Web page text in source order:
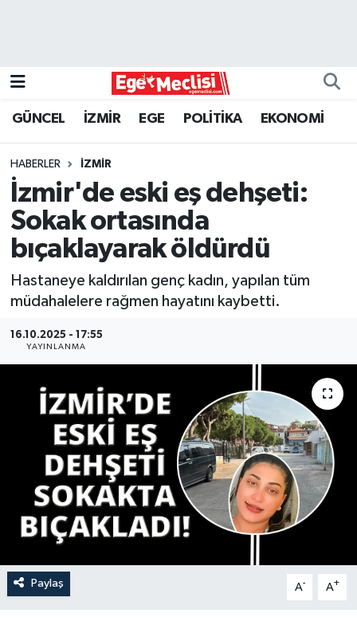
GÜNCEL İZMİR EGE POLİTİKA EKONOMİ
HABERLER İZMİR
İzmir'de eski eş dehşeti:
Sokak ortasında
bıçaklayarak öldürdü
Hastaneye kaldırılan genç kadın, yapılan tüm
müdahalelere rağmen hayatını kaybetti.
16.10.2025 - 17:55
YAYINLANMA
Paylaş A- A+
GÜNCEL
İZMİR
ÖZEL HABER
POLİTİKA
Programlar
SPOR
YAŞAM